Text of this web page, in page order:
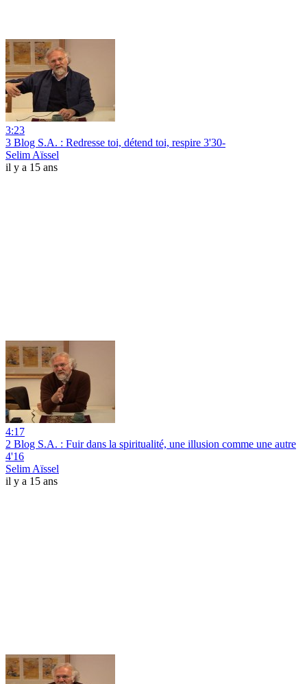
3:23
3 Blog S.A. : Redresse toi, détend toi, respire 3'30-
Selim Aïssel
il y a 15 ans
4:17
2 Blog S.A. : Fuir dans la spiritualité, une illusion comme une autre
4'16
Selim Aïssel
il y a 15 ans